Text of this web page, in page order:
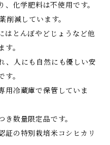
、化学肥料は不使用です。
削減しています。
はとんぼやどじょうなど他
。
、人にも自然にも優しい安
。
用冷蔵庫で保管していま
き数量限定品です。
証の特別栽培米コシヒカリ